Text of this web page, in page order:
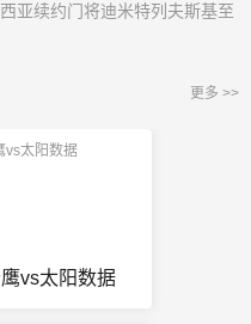
亚续约门将迪米特列夫斯基至
更多 >>
vs太阳数据